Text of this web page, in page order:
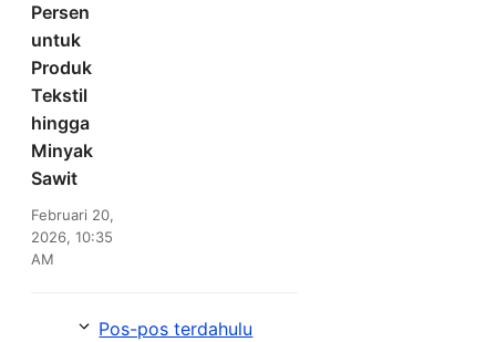
Persen
untuk
Produk
Tekstil
hingga
Minyak
Sawit
Februari 20,
2026, 10:35
AM
Pos-pos terdahulu